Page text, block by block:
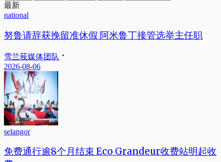
最新
national
努鲁请辞获挽留准休假 阿米鲁丁接管选举主任职
雪兰莪媒体团队
2026-08-06
selangor
免费通行逾8个月结束 Eco Grandeur收费站明起收